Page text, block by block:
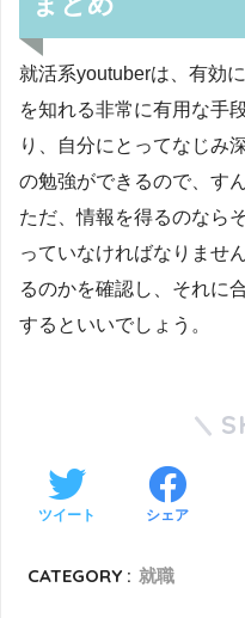
就活系youtuberは、有効
を知れる非常に有用な手
り、自分にとってなじみ
の勉強ができるので、す
ただ、情報を得るのなら
っていなければなりませ
るのかを確認し、それに
するといいでしょう。
ツイート シェア
CATEGORY : 就職